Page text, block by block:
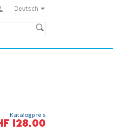
Deutsch
Katalogpreis
128.00